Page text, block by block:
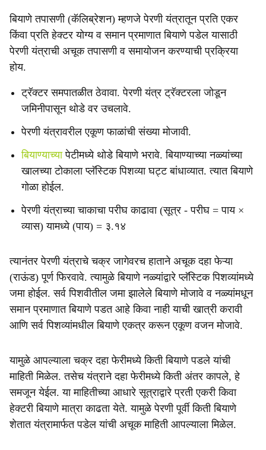
बियाणे तपासणी (कॅलिब्रेशन) म्हणजे पेरणी यंत्रातून प्रति एकर
किंवा प्रति हेक्टर योग्य व समान प्रमाणात बियाणे पडेल यासाठी
पेरणी यंत्राची अचूक तपासणी व समायोजन करण्याची प्रक्रिया
होय.
ट्रॅक्टर समपातळीत ठेवावा. पेरणी यंत्र ट्रॅक्टरला जोडून
जमिनीपासून थोडे वर उचलावे.
पेरणी यंत्रावरील एकूण फाळांची संख्या मोजावी.
बियाण्याच्यापेटीमध्ये थोडे बियाणे भरावे. बियाण्याच्या नळ्यांच्या
खालच्या टोकाला प्लॅस्टिक पिशव्या घट्ट बांधाव्यात. त्यात बियाणे
गोळा होईल.
पेरणी यंत्राच्या चाकाचा परीघ काढावा (सूत्र - परीघ = पाय ×
व्यास) यामध्ये (पाय) = ३.१४
त्यानंतर पेरणी यंत्राचे चक्र जागेवरच हाताने अचूक दहा फेऱ्या
(राऊंड) पूर्ण फिरवावे. त्यामुळे बियाणे नळ्यांद्वारे प्लॅस्टिक पिशव्यांमध्ये
जमा होईल. सर्व पिशवीतील जमा झालेले बियाणे मोजावे व नळ्यांमधून
समान प्रमाणात बियाणे पडत आहे किवा नाही याची खात्री करावी
आणि सर्व पिशव्यांमधील बियाणे एकत्र करून एकूण वजन मोजावे.
यामुळे आपल्याला चक्र दहा फेरीमध्ये किती बियाणे पडले यांची
माहिती मिळेल. तसेच यंत्राने दहा फेरीमध्ये किती अंतर कापले, हे
समजून येईल. या माहितीच्या आधारे सूत्राद्वारे प्रती एकरी किवा
हेक्टरी बियाणे मात्रा काढता येते. यामुळे पेरणी पूर्वी किती बियाणे
शेतात यंत्रामार्फत पडेल यांची अचूक माहिती आपल्याला मिळेल.